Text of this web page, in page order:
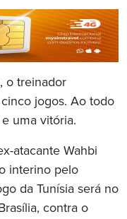
o treinador
jogos. Ao todo
uma vitória.
atacante Wahbi
interino pelo
da Tunísia será no
contra o